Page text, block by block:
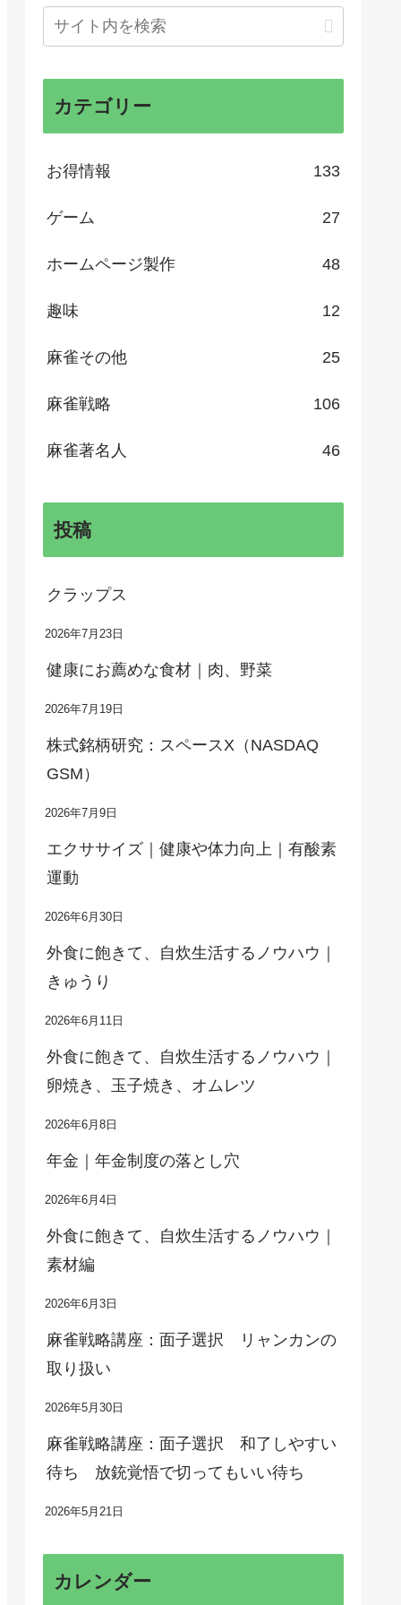
カテゴリー
お得情報 133
ゲーム 27
ホームページ製作 48
趣味 12
麻雀その他 25
麻雀戦略 106
麻雀著名人 46
投稿
クラップス
2026年7月23日
健康にお薦めな食材｜肉、野菜
2026年7月19日
株式銘柄研究：スペースX（NASDAQ
GSM）
2026年7月9日
エクササイズ｜健康や体力向上｜有酸素
運動
2026年6月30日
外食に飽きて、自炊生活するノウハウ｜
きゅうり
2026年6月11日
外食に飽きて、自炊生活するノウハウ｜
卵焼き、玉子焼き、オムレツ
2026年6月8日
年金｜年金制度の落とし穴
2026年6月4日
外食に飽きて、自炊生活するノウハウ｜
素材編
2026年6月3日
麻雀戦略講座：面子選択 リャンカンの
取り扱い
2026年5月30日
麻雀戦略講座：面子選択 和了しやすい
待ち 放銃覚悟で切ってもいい待ち
2026年5月21日
カレンダー